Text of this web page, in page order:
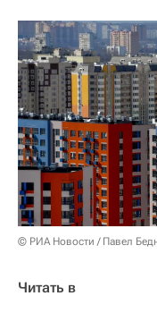
© РИА Новости / Павел
Читать в